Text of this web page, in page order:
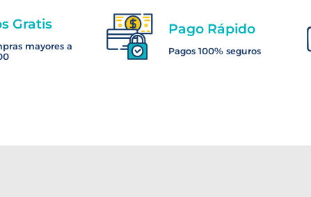
Gratis
mayores a
Pago Rápido
Pagos 100% seguros